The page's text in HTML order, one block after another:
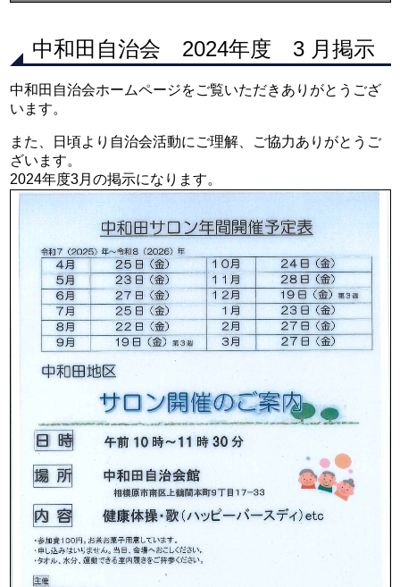
中和田自治会 2024年度 3 月掲示
中和田自治会ホームページをご覧いただきありがとうござ
います。
また、日頃より自治会活動にご理解、ご協力ありがとうご
ざいます。
2024年度3月の掲示になります。